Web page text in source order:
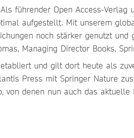
führender Open Access-Verlag
aufgestellt. Mit unserem
noch stärker genutzt und
Managing Director Books,
und gilt dort heute als
Press mit Springer Nature
denen nun auch das aktuelle